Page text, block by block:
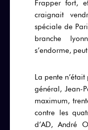
Frapper fort,
craignait
spéciale de
branche
s’endorme,
La pente
général, Jean-
maximum,
contre les
d’AD, André